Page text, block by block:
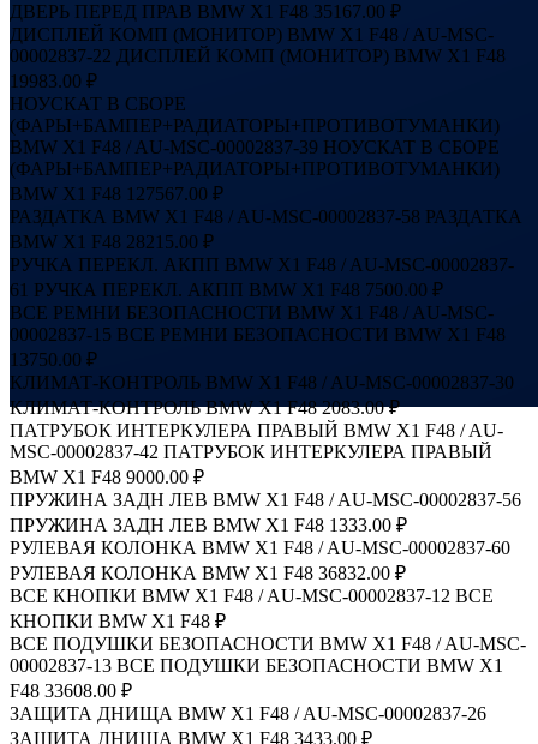
ДВЕРЬ ПЕРЕД ПРАВ BMW X1 F48 35167.00 ₽
ДИСПЛЕЙ КОМП (МОНИТОР) BMW X1 F48 / AU-MSC-
00002837-22 ДИСПЛЕЙ КОМП (МОНИТОР) BMW X1 F48
19983.00 ₽
НОУСКАТ В СБОРЕ
(ФАРЫ+БАМПЕР+РАДИАТОРЫ+ПРОТИВОТУМАНКИ)
BMW X1 F48 / AU-MSC-00002837-39 НОУСКАТ В СБОРЕ
(ФАРЫ+БАМПЕР+РАДИАТОРЫ+ПРОТИВОТУМАНКИ)
BMW X1 F48 127567.00 ₽
РАЗДАТКА BMW X1 F48 / AU-MSC-00002837-58 РАЗДАТКА
BMW X1 F48 28215.00 ₽
РУЧКА ПЕРЕКЛ. АКПП BMW X1 F48 / AU-MSC-00002837-
61 РУЧКА ПЕРЕКЛ. АКПП BMW X1 F48 7500.00 ₽
ВСЕ РЕМНИ БЕЗОПАСНОСТИ BMW X1 F48 / AU-MSC-
00002837-15 ВСЕ РЕМНИ БЕЗОПАСНОСТИ BMW X1 F48
13750.00 ₽
КЛИМАТ-КОНТРОЛЬ BMW X1 F48 / AU-MSC-00002837-30
КЛИМАТ-КОНТРОЛЬ BMW X1 F48 2083.00 ₽
ПАТРУБОК ИНТЕРКУЛЕРА ПРАВЫЙ BMW X1 F48 / AU-
MSC-00002837-42 ПАТРУБОК ИНТЕРКУЛЕРА ПРАВЫЙ
BMW X1 F48 9000.00 ₽
ПРУЖИНА ЗАДН ЛЕВ BMW X1 F48 / AU-MSC-00002837-56
ПРУЖИНА ЗАДН ЛЕВ BMW X1 F48 1333.00 ₽
РУЛЕВАЯ КОЛОНКА BMW X1 F48 / AU-MSC-00002837-60
РУЛЕВАЯ КОЛОНКА BMW X1 F48 36832.00 ₽
ВСЕ КНОПКИ BMW X1 F48 / AU-MSC-00002837-12 ВСЕ
КНОПКИ BMW X1 F48 ₽
ВСЕ ПОДУШКИ БЕЗОПАСНОСТИ BMW X1 F48 / AU-MSC-
00002837-13 ВСЕ ПОДУШКИ БЕЗОПАСНОСТИ BMW X1
F48 33608.00 ₽
ЗАЩИТА ДНИЩА BMW X1 F48 / AU-MSC-00002837-26
ЗАЩИТА ДНИЩА BMW X1 F48 3433.00 ₽